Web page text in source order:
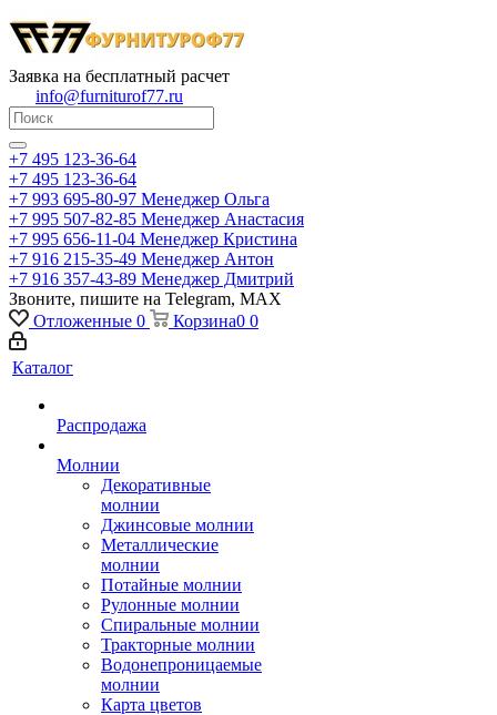
Заявка на бесплатный расчет
info@furniturof77.ru
+7 495 123-36-64
+7 495 123-36-64
+7 993 695-80-97 Менеджер Ольга
+7 995 507-82-85 Менеджер Анастасия
+7 995 656-11-04 Менеджер Кристина
+7 916 215-35-49 Менеджер Антон
+7 916 357-43-89 Менеджер Дмитрий
Звоните, пишите на Telegram, MAX
Отложенные 0 Корзина0 0
Каталог
Распродажа
Молнии
Декоративные
молнии
Джинсовые молнии
Металлические
молнии
Потайные молнии
Рулонные молнии
Спиральные молнии
Тракторные молнии
Водонепроницаемые
молнии
Карта цветов